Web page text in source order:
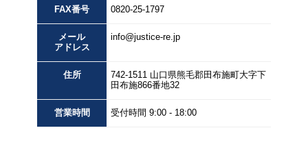
FAX番号 0820-25-1797
メール
アドレス
info@justice-re.jp
住所 742-1511 山口県熊毛郡田布施町大字下
田布施866番地32
営業時間 受付時間 9:00 - 18:00